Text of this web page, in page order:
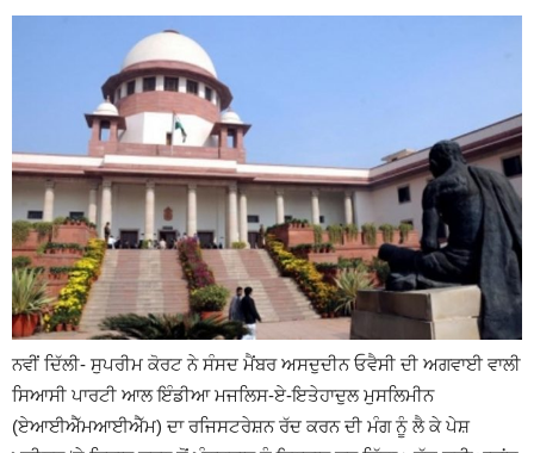
ਨਵੀਂ ਦਿੱਲੀ- ਸੁਪਰੀਮ ਕੋਰਟ ਨੇ ਸੰਸਦ ਮੈਂਬਰ ਅਸਦੁਦੀਨ ਓਵੈਸੀ ਦੀ ਅਗਵਾਈ ਵਾਲੀ
ਸਿਆਸੀ ਪਾਰਟੀ ਆਲ ਇੰਡੀਆ ਮਜਲਿਸ-ਏ-ਇਤੇਹਾਦੁਲ ਮੁਸਲਿਮੀਨ
(ਏਆਈਐੱਮਆਈਐੱਮ) ਦਾ ਰਜਿਸਟਰੇਸ਼ਨ ਰੱਦ ਕਰਨ ਦੀ ਮੰਗ ਨੂੰ ਲੈ ਕੇ ਪੇਸ਼